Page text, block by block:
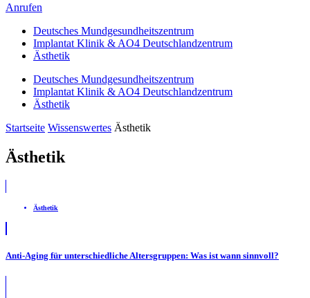
Anrufen
Deutsches Mundgesundheitszentrum
Implantat Klinik & AO4 Deutschlandzentrum
Ästhetik
Deutsches Mundgesundheitszentrum
Implantat Klinik & AO4 Deutschlandzentrum
Ästhetik
Startseite Wissenswertes Ästhetik
Ästhetik
Ästhetik
Anti-Aging für unterschiedliche Altersgruppen: Was ist wann sinnvoll?